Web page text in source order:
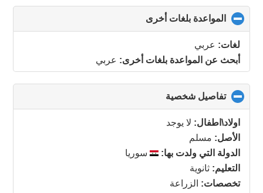
المواعدة بلغات أخرى
to
contents
لغات: عربي
أبحث عن المواعدة بلغات أخرى: عربي
تفاصيل شخصية
to
اولاد\اطفال: لا يوجد
الأصل: مسلم
الدولة التي ولدت بها:
سوريا
التعليم: ثانوية
تخصصات: الزراعة